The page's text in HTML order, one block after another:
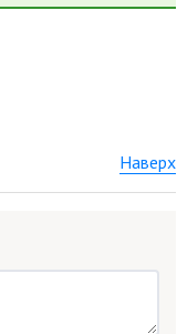
Наверх